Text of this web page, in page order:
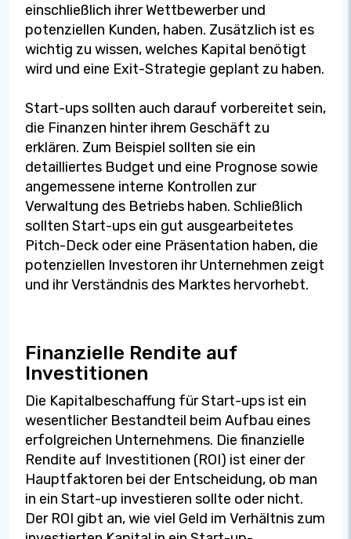
einschließlich ihrer Wettbewerber und
potenziellen Kunden, haben. Zusätzlich ist es
wichtig zu wissen, welches Kapital benötigt
wird und eine Exit-Strategie geplant zu haben.
Start-ups sollten auch darauf vorbereitet sein,
die Finanzen hinter ihrem Geschäft zu
erklären. Zum Beispiel sollten sie ein
detailliertes Budget und eine Prognose sowie
angemessene interne Kontrollen zur
Verwaltung des Betriebs haben. Schließlich
sollten Start-ups ein gut ausgearbeitetes
Pitch-Deck oder eine Präsentation haben, die
potenziellen Investoren ihr Unternehmen zeigt
und ihr Verständnis des Marktes hervorhebt.
Finanzielle Rendite auf
Investitionen
Die Kapitalbeschaffung für Start-ups ist ein
wesentlicher Bestandteil beim Aufbau eines
erfolgreichen Unternehmens. Die finanzielle
Rendite auf Investitionen (ROI) ist einer der
Hauptfaktoren bei der Entscheidung, ob man
in ein Start-up investieren sollte oder nicht.
Der ROI gibt an, wie viel Geld im Verhältnis zum